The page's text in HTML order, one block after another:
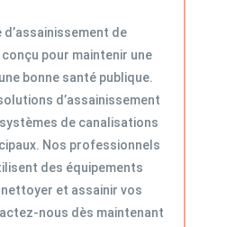
de
pour maintenir une
bonne santé publique.
d’assainissement
de canalisations
Nos professionnels
des équipements
et assainir vos
nous dès maintenant